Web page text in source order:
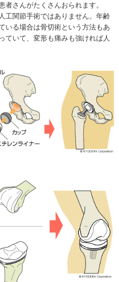
者さんがたくさんおられます。
工関節手術ではありません。年齢
いる場合は骨切術という方法もあ
ていて、変形も痛みも強ければ人